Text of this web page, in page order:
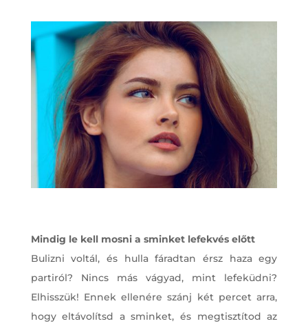
Mindig le kell mosni a sminket lefekvés előtt
Bulizni voltál, és hulla fáradtan érsz haza egy
partiról? Nincs más vágyad, mint lefeküdni?
Elhisszük! Ennek ellenére szánj két percet arra,
hogy eltávolítsd a sminket, és megtisztítod az